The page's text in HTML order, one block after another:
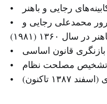
رجایی و باهنر
• کفیل نخست وزیری پس از ترور محمدعلی رجایی و
سال ۱۳۶۰ (۱۹۸۱)
قانون اساسی
تشخیص مصلحت نظام
تاکنون)